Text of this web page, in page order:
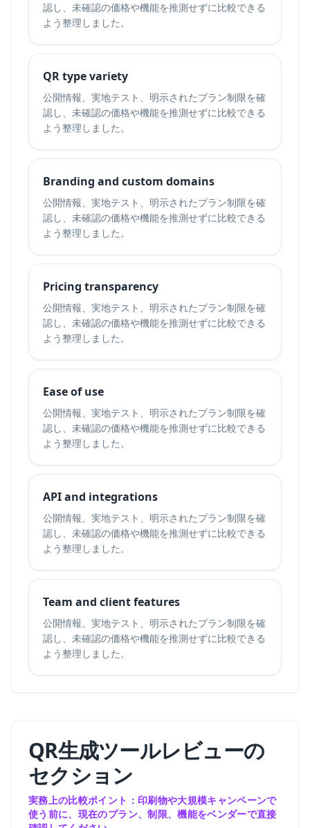
認し、未確認の価格や機能を推測せずに比較できる
よう整理しました。
QR type variety
公開情報、実地テスト、明示されたプラン制限を確
認し、未確認の価格や機能を推測せずに比較できる
よう整理しました。
Branding and custom domains
公開情報、実地テスト、明示されたプラン制限を確
認し、未確認の価格や機能を推測せずに比較できる
よう整理しました。
Pricing transparency
公開情報、実地テスト、明示されたプラン制限を確
認し、未確認の価格や機能を推測せずに比較できる
よう整理しました。
Ease of use
公開情報、実地テスト、明示されたプラン制限を確
認し、未確認の価格や機能を推測せずに比較できる
よう整理しました。
API and integrations
公開情報、実地テスト、明示されたプラン制限を確
認し、未確認の価格や機能を推測せずに比較できる
よう整理しました。
Team and client features
公開情報、実地テスト、明示されたプラン制限を確
認し、未確認の価格や機能を推測せずに比較できる
よう整理しました。
QR生成ツールレビューの
セクション
実務上の比較ポイント：印刷物や大規模キャンペーンで
使う前に、現在のプラン、制限、機能をベンダーで直接